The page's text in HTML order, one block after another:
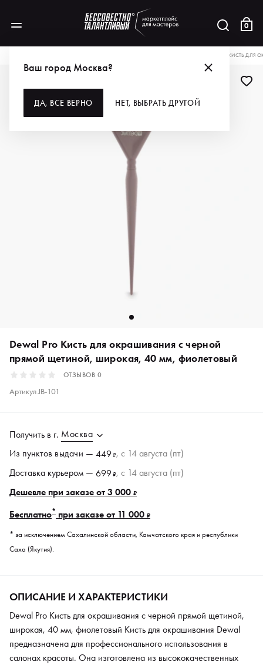
0
Ваш город Москва?
ДА, ВСЕ ВЕРНО НЕТ, ВЫБРАТЬ ДРУГОЙ
DEWAL PRO КИСТЬ
Dewal Pro Кисть для окрашивания с черной
прямой щетиной, широкая, 40 мм, фиолетовый
ОТЗЫВОВ 0
АртикулJB-101
Получить в г. Москва
Из пунктов выдачи — 449₽, c 14 августа (пт)
Доставка курьером — 699₽, c 14 августа (пт)
Дешевле при заказе от 3 000 ₽
Бесплатно* при заказе от 11 000 ₽
* за исключением Сахалинской области, Камчатского края и республики
Саха (Якутия).
ОПИСАНИЕ И ХАРАКТЕРИСТИКИ
Dewal Pro Кисть для окрашивания с черной прямой щетиной,
широкая, 40 мм, фиолетовый Кисть для окрашивания Dewal
предназначена для профессионального использования в
салонах красоты. Она изготовлена из высококачественных